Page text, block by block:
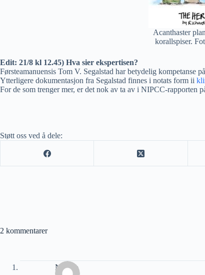
Acanthaster
korallspiser.
Edit: 21/8 kl 12.45) Hva sier ekspertisen?
Førsteamanuensis Tom V. Segalstad har betydelig kompetanse
Ytterligere dokumentasjon fra Segalstad finnes i notats form ii
For de som trenger mer, er det nok av ta av i NIPCC-rapporten
Støtt oss ved å dele:
2 kommentarer
Negreb